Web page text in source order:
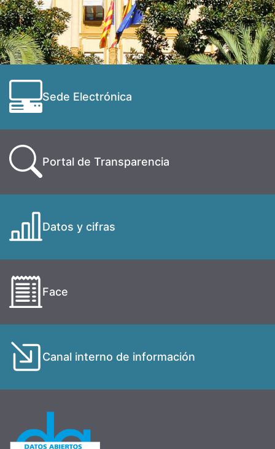
Sede Electrónica
Portal de Transparencia
Datos y cifras
Face
Canal interno de información